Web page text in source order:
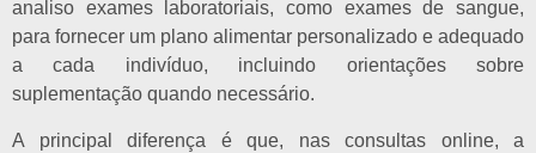
analiso exames laboratoriais, como exames de sangue,
para fornecer um plano alimentar personalizado e adequado
a cada indivíduo, incluindo orientações sobre
suplementação quando necessário.
A principal diferença é que, nas consultas online, a